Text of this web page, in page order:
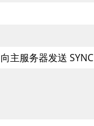
向主服务器发送SYNC